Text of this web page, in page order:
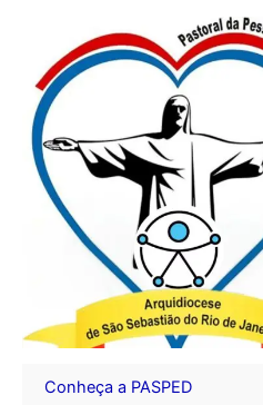
conteúdo
Conheça a PASPED